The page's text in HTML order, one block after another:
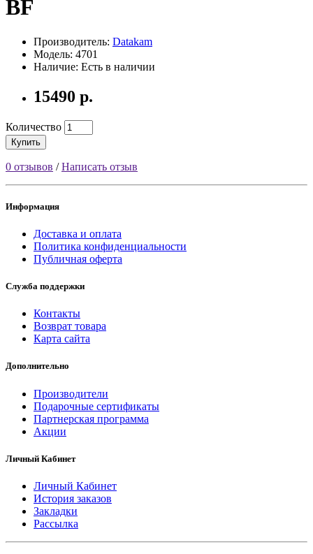
BF
Производитель: Datakam
Модель: 4701
Наличие: Есть в наличии
15490 р.
Количество
Купить
0 отзывов /Написать отзыв
Информация
Доставка и оплата
Политика конфиденциальности
Публичная оферта
Служба поддержки
Контакты
Возврат товара
Карта сайта
Дополнительно
Производители
Подарочные сертификаты
Партнерская программа
Акции
Личный Кабинет
Личный Кабинет
История заказов
Закладки
Рассылка